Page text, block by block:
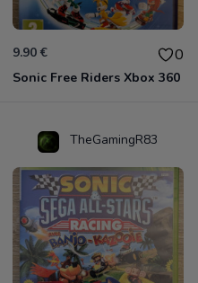
9.90 € 0
Sonic Free Riders Xbox 360
TheGamingR83